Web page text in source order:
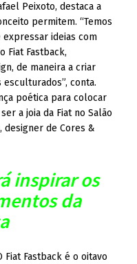
Peixoto, destaca a
permitem. “Temos
ideias com
Fiat Fastback,
de maneira a criar
conta.
poética para colocar
a joia da Fiat no Salão
designer de Cores &
inspirar os
da
Fiat Fastback é o oitavo